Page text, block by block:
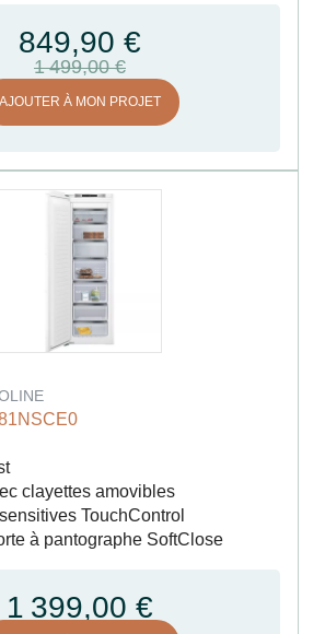
849,90 €
1 499,00 €
AJOUTER À MON PROJET
clayettes amovibles
TouchControl
à pantographe SoftClose
1 399,00 €